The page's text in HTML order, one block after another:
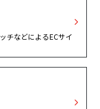
チなどによるECサイ